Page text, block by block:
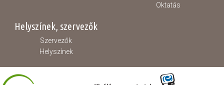
Oktatás
Helyszínek, szervezők
Szervezők
Helyszínek